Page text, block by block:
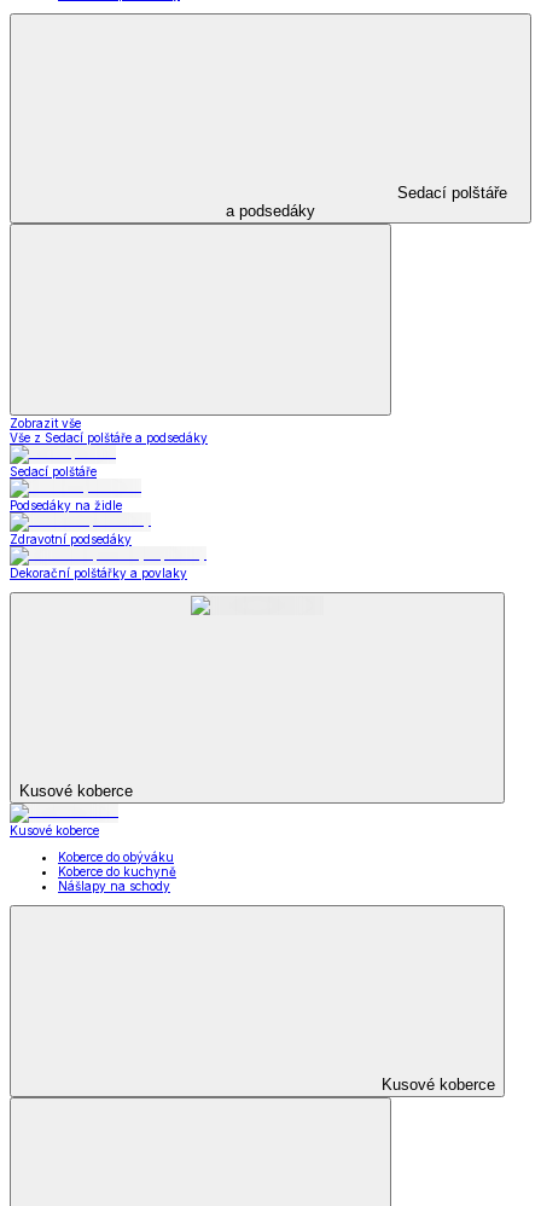
Sedací polštáře
a podsedáky
Zobrazit vše
Vše z Sedací polštáře a podsedáky
Sedací polštáře
Podsedáky na židle
Zdravotní podsedáky
Dekorační polštářky a povlaky
Kusové koberce
Kusové koberce
Koberce do obýváku
Koberce do kuchyně
Nášlapy na schody
Kusové koberce